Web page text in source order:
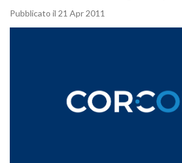
Pubblicato il 21 Apr 2011